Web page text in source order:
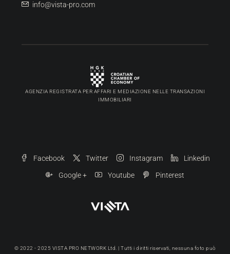
info@vista-pro.com
AGENZIA REGISTRATA PER AFFARI E MEDIAZIONE NELLE TRANSAZIONI
IMMOBILIARI
Facebook Twitter Instagram Linkedin
Google + Youtube Pinterest
© 2022 - 2025 VISTA PRO NETWORK Ltd. | Tutti i diritti riservati, nessuna foto può